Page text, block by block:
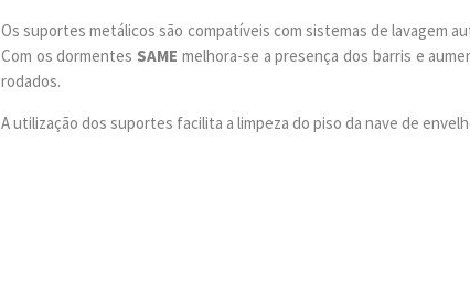
Os suportes metálicos são compatíveis com sistemas de lavagem
Com os dormentes SAME melhora-se a presença dos barris e
rodados.
A utilização dos suportes facilita a limpeza do piso da nave de